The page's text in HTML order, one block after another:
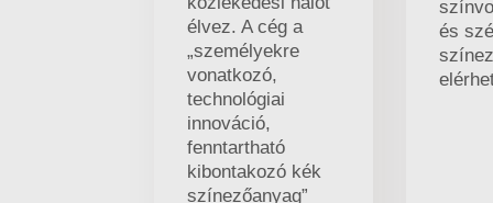
élvez. A cég a
„személyekre
vonatkozó,
technológiai
innováció,
fenntartható
kibontakozó kék
színezőanyag”
és